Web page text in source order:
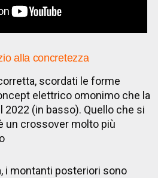
alla concretezza
scordati le forme
elettrico omonimo che la
2022 (in basso). Quello che si
un crossover molto più
i montanti posteriori sono